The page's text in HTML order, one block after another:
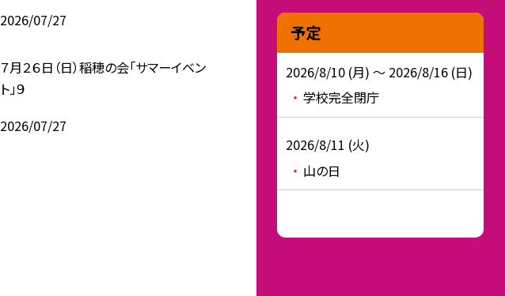
2026/07/27
７月２６日（日）稲穂の会「サマーイベン
ト」９
2026/07/27
予定
2026/8/10 (月) ～ 2026/8/16 (日)
学校完全閉庁
2026/8/11 (火)
山の日